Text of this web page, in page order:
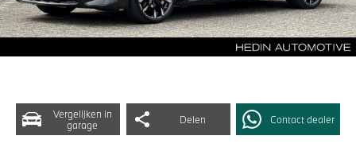
Vergelijken in
garage
Delen Contact dealer